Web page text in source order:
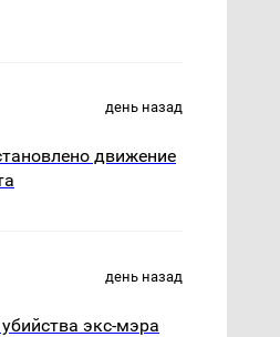
день назад
движение
день назад
экс-мэра